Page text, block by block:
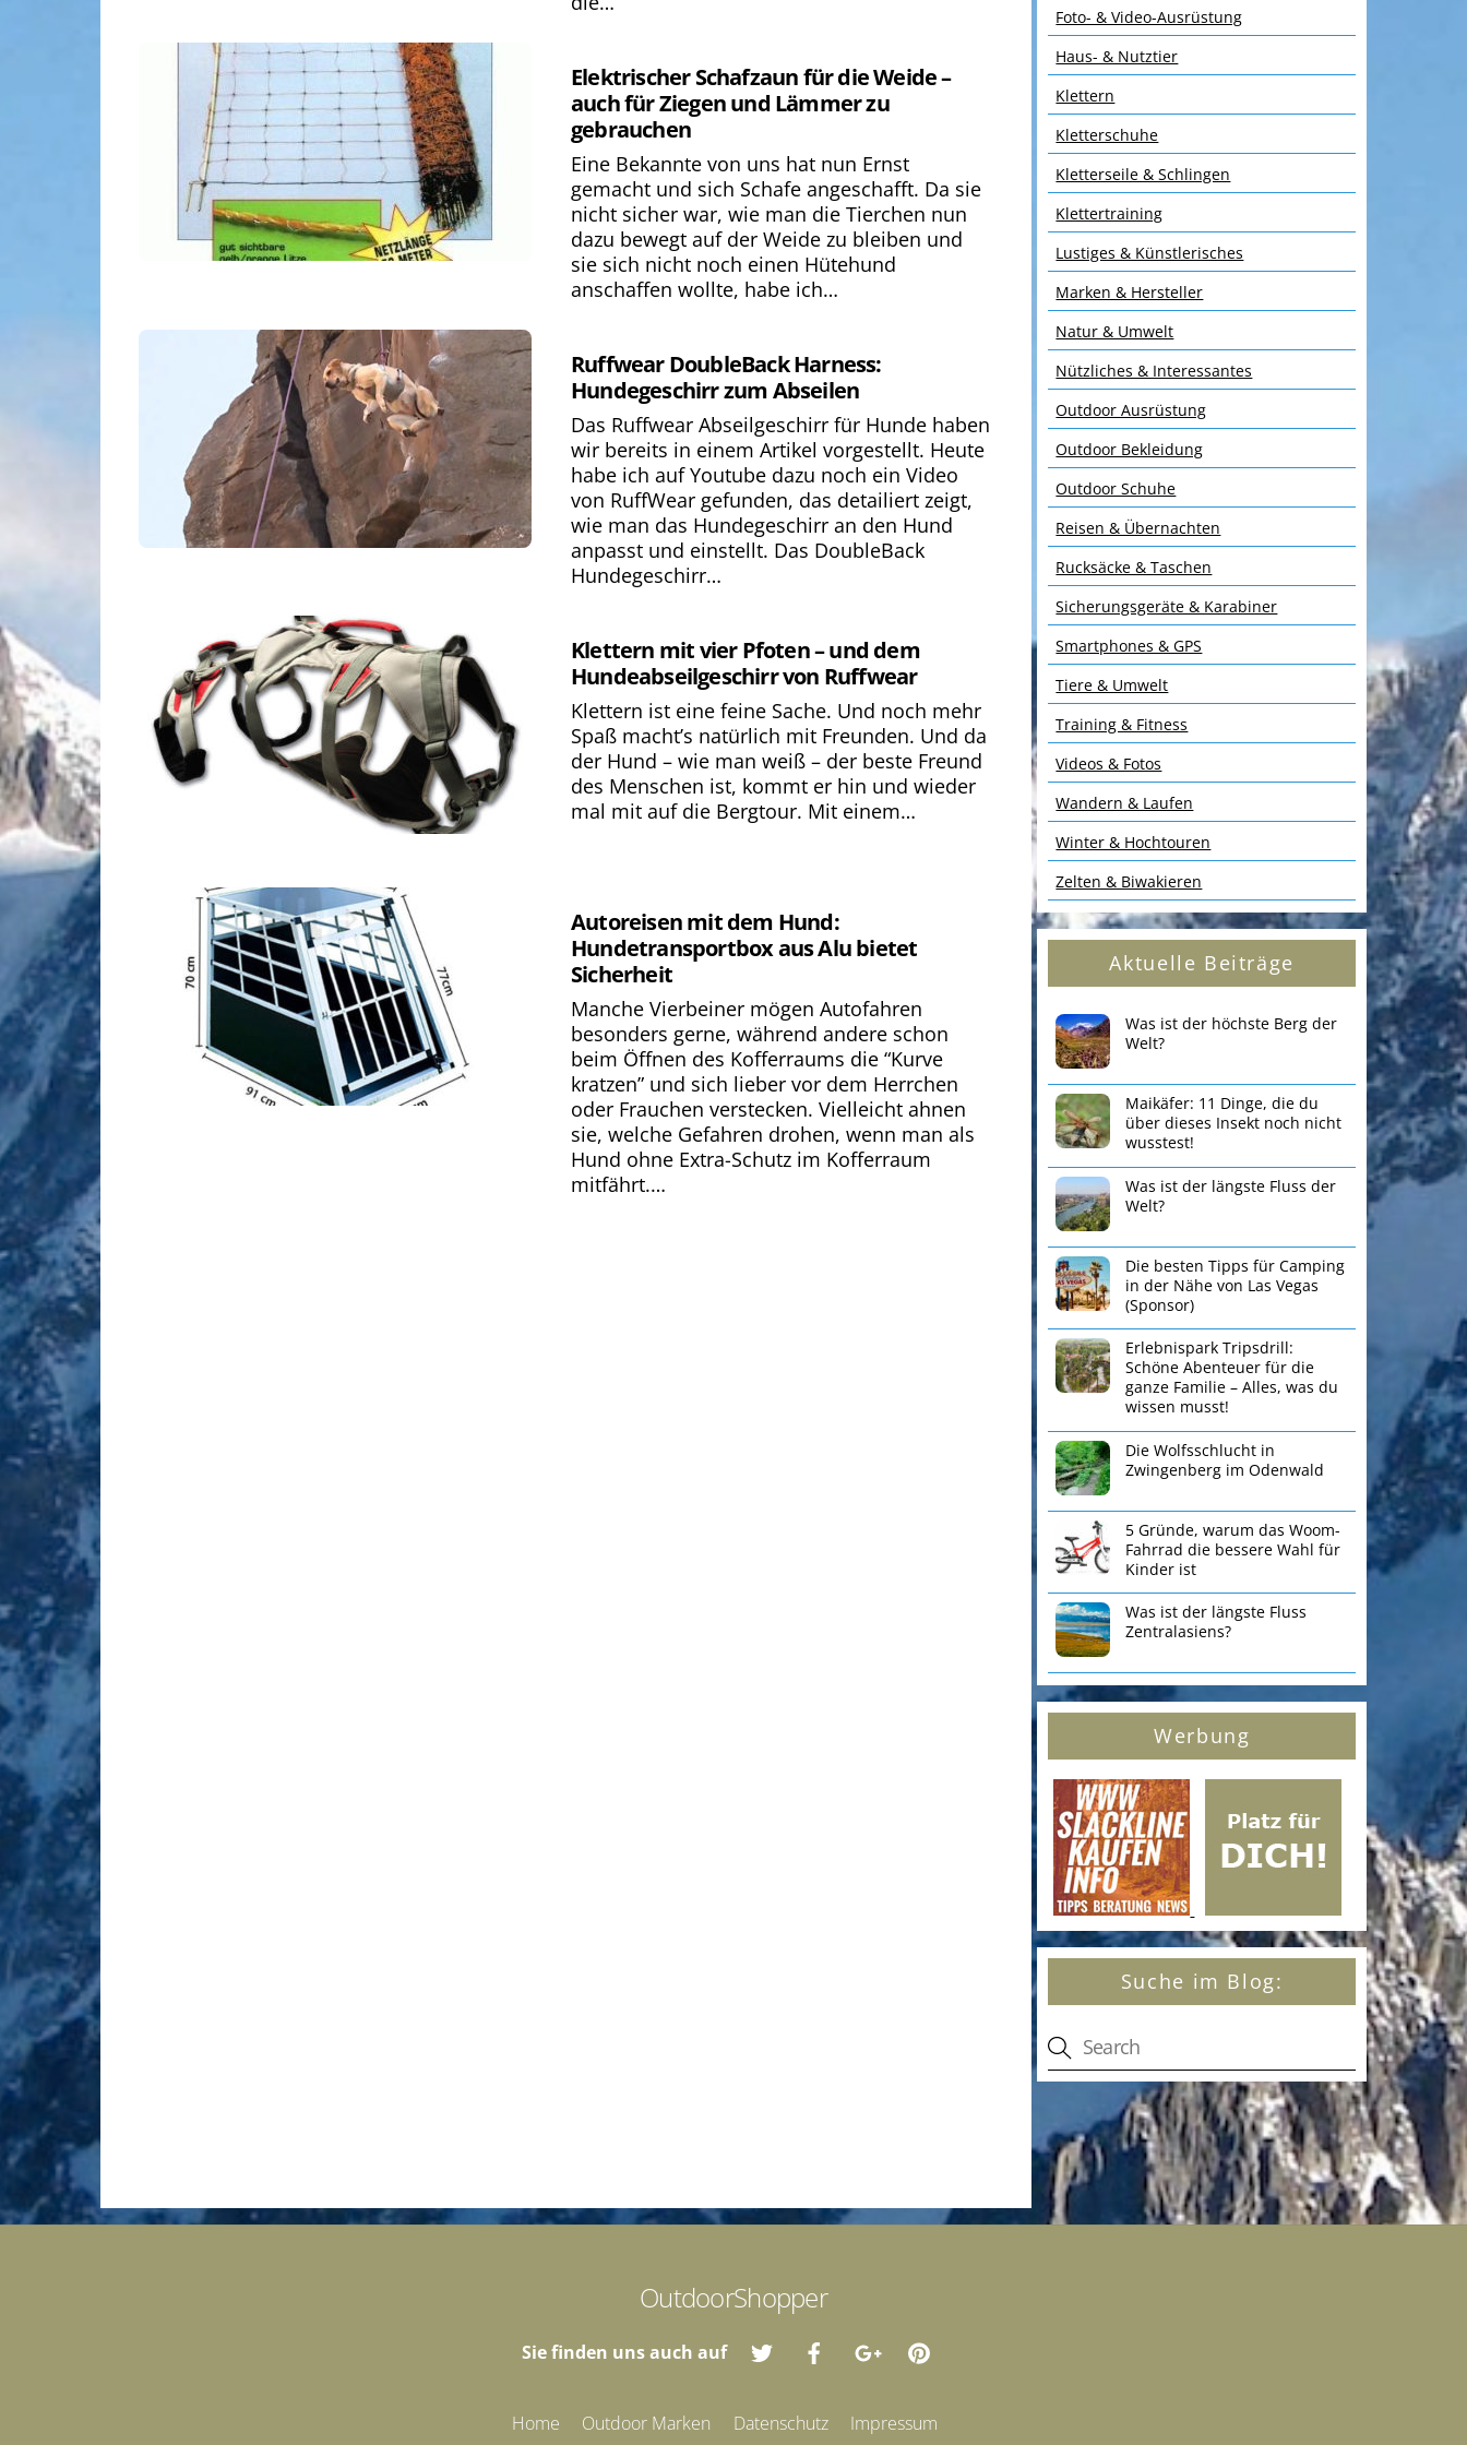
Elektrischer Schafzaun für die Weide –
auch für Ziegen und Lämmer zu
gebrauchen
Eine Bekannte von uns hat nun Ernst
gemacht und sich Schafe angeschafft. Da sie
nicht sicher war, wie man die Tierchen nun
dazu bewegt auf der Weide zu bleiben und
sie sich nicht noch einen Hütehund
anschaffen wollte, habe ich…
Ruffwear DoubleBack Harness:
Hundegeschirr zum Abseilen
Das Ruffwear Abseilgeschirr für Hunde haben
wir bereits in einem Artikel vorgestellt. Heute
habe ich auf Youtube dazu noch ein Video
von RuffWear gefunden, das detailiert zeigt,
wie man das Hundegeschirr an den Hund
anpasst und einstellt. Das DoubleBack
Hundegeschirr…
Klettern mit vier Pfoten – und dem
Hundeabseilgeschirr von Ruffwear
Klettern ist eine feine Sache. Und noch mehr
Spaß macht’s natürlich mit Freunden. Und da
der Hund – wie man weiß – der beste Freund
des Menschen ist, kommt er hin und wieder
mal mit auf die Bergtour. Mit einem…
Autoreisen mit dem Hund:
Hundetransportbox aus Alu bietet
Sicherheit
Manche Vierbeiner mögen Autofahren
besonders gerne, während andere schon
beim Öffnen des Kofferraums die “Kurve
kratzen” und sich lieber vor dem Herrchen
oder Frauchen verstecken. Vielleicht ahnen
sie, welche Gefahren drohen, wenn man als
Hund ohne Extra-Schutz im Kofferraum
mitfährt.…
Foto- & Video-Ausrüstung
Haus- & Nutztier
Klettern
Kletterschuhe
Kletterseile & Schlingen
Klettertraining
Lustiges & Künstlerisches
Marken & Hersteller
Natur & Umwelt
Nützliches & Interessantes
Outdoor Ausrüstung
Outdoor Bekleidung
Outdoor Schuhe
Reisen & Übernachten
Rucksäcke & Taschen
Sicherungsgeräte & Karabiner
Smartphones & GPS
Tiere & Umwelt
Training & Fitness
Videos & Fotos
Wandern & Laufen
Winter & Hochtouren
Zelten & Biwakieren
Aktuelle Beiträge
Was ist der höchste Berg der
Welt?
Maikäfer: 11 Dinge, die du
über dieses Insekt noch nicht
wusstest!
Was ist der längste Fluss der
Welt?
Die besten Tipps für Camping
in der Nähe von Las Vegas
(Sponsor)
Erlebnispark Tripsdrill:
Schöne Abenteuer für die
ganze Familie – Alles, was du
wissen musst!
Die Wolfsschlucht in
Zwingenberg im Odenwald
5 Gründe, warum das Woom-
Fahrrad die bessere Wahl für
Kinder ist
Was ist der längste Fluss
Zentralasiens?
Werbung
Suche im Blog:
OutdoorShopper
Sie finden uns auch auf
Home Outdoor Marken Datenschutz Impressum